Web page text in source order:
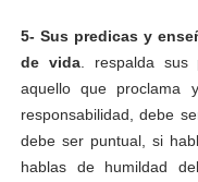
5- Sus predicas y
de vida. respalda sus
aquello que proclama
responsabilidad, debe
debe ser puntual, si
hablas de humildad